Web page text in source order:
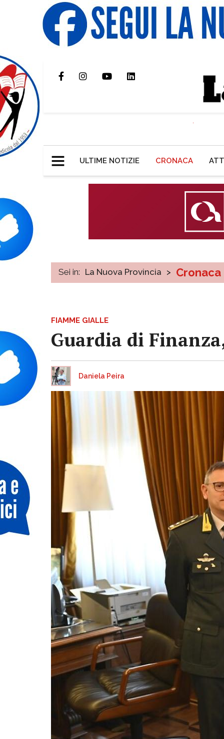
ULTIME NOTIZIE CRONACA
Sei in: La Nuova Provincia > Cronaca
FIAMME GIALLE
Guardia di
Daniela Peira